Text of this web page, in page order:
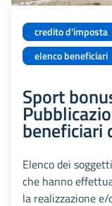
credito d'imposta
elenco beneficiari
Sport
beneficiari
Elenco dei
che hanno
la realizzazione